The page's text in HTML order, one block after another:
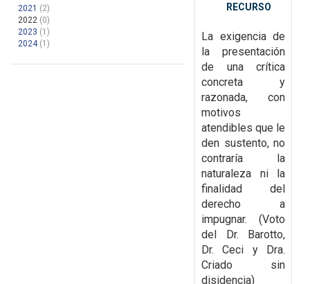
2021 (2)
2022 (0)
2023 (1)
2024(1)
RECURSO
La exigencia de
la presentación
de una crítica
concreta y
razonada, con
motivos
atendibles que le
den sustento, no
contraría la
naturaleza ni la
finalidad del
derecho a
impugnar. (Voto
del Dr. Barotto,
Dr. Ceci y Dra.
Criado sin
disidencia)